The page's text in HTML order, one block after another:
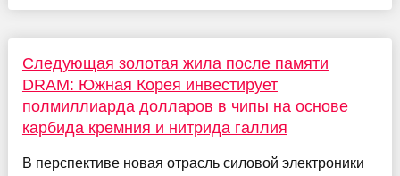
Следующая золотая жила после памяти
DRAM: Южная Корея инвестирует
полмиллиарда долларов в чипы на основе
карбида кремния и нитрида галлия
В перспективе новая отрасль силовой электроники